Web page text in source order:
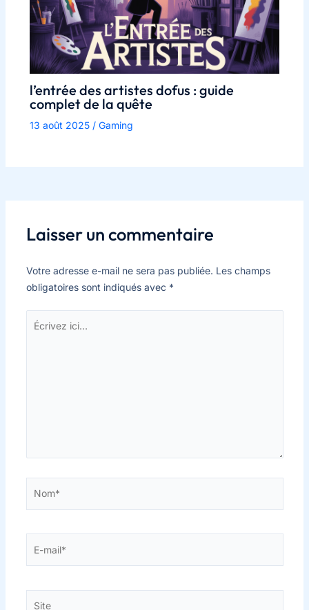
l’entrée des artistes dofus : guide
complet de la quête
13 août 2025 / Gaming
Laisser un commentaire
Votre adresse e-mail ne sera pas publiée. Les champs
obligatoires sont indiqués avec *
Écrivez
mail*